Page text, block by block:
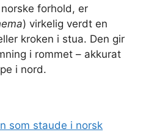
forhold, er
) virkelig verdt en
kroken i stua. Den gir
i rommet – akkurat
i nord.
som staude i norsk